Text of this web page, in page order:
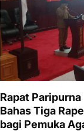
Rapat
Bahas Tiga
bagi Pemuka